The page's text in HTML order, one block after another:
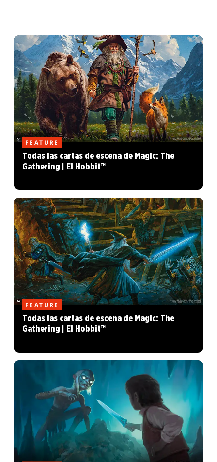
FEATURE
Todas las cartas de escena de Magic: The
Gathering | El Hobbit™
FEATURE
Todas las cartas de escena de Magic: The
Gathering | El Hobbit™